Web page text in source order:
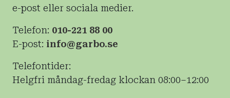
e-post eller sociala medier.
Telefon: 010-221 88 00
E-post: info@garbo.se
Telefontider:
Helgfri måndag-fredag klockan 08:00–12:00